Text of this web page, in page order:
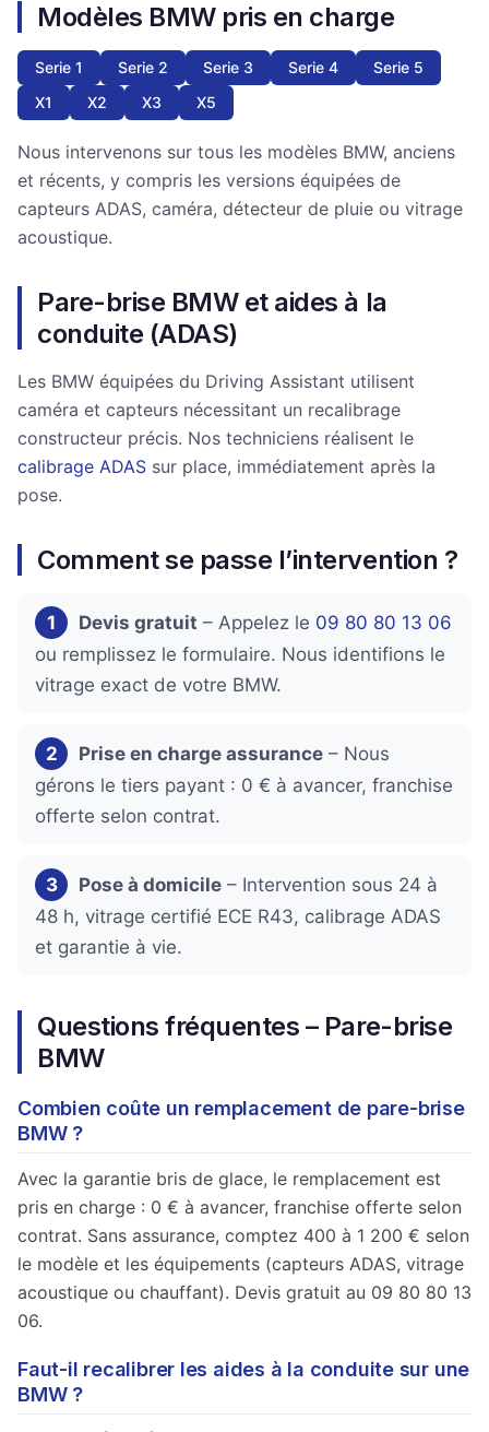
Modèles BMW pris en charge
Serie 1 Serie 2 Serie 3 Serie 4
Serie 5
X1
X2 X3 X5
Nous intervenons sur tous les modèles BMW, anciens
et récents, y compris les versions équipées de
capteurs ADAS, caméra, détecteur de pluie ou vitrage
acoustique.
Pare-brise BMW et aides à la
conduite (ADAS)
Les BMW équipées du Driving Assistant utilisent
caméra et capteurs nécessitant un recalibrage
constructeur précis. Nos techniciens réalisent le
calibrage ADAS sur place, immédiatement après la
pose.
Comment se passe l’intervention ?
1 Devis gratuit – Appelez le 09 80 80 13 06
ou remplissez le formulaire. Nous identifions le
vitrage exact de votre BMW.
2 Prise en charge assurance – Nous
gérons le tiers payant : 0 € à avancer, franchise
offerte selon contrat.
3 Pose à domicile – Intervention sous 24 à
48 h, vitrage certifié ECE R43, calibrage ADAS
et garantie à vie.
Questions fréquentes – Pare-brise
BMW
Combien coûte un remplacement de pare-brise
BMW ?
Avec la garantie bris de glace, le remplacement est
pris en charge : 0 € à avancer, franchise offerte selon
contrat. Sans assurance, comptez 400 à 1 200 € selon
le modèle et les équipements (capteurs ADAS, vitrage
acoustique ou chauffant). Devis gratuit au 09 80 80 13
06.
Faut-il recalibrer les aides à la conduite sur une
BMW ?